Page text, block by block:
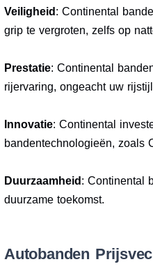
Veiligheid : Continental
grip te vergroten, zelfs op
Prestatie: Continental
rijervaring, ongeacht uw
Innovatie: Continental
bandentechnologieën,
Duurzaamheid : Continental
duurzame toekomst.
Autobanden